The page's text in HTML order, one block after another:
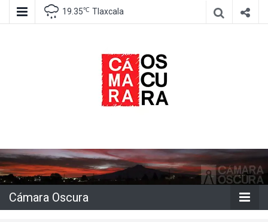
19.35℃ Tlaxcala
Cámara
Oscura
Cámara Oscura